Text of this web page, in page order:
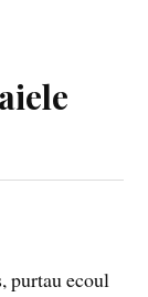
purtau ecoul